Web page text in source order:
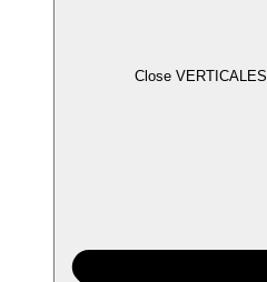
Close VERTICALES